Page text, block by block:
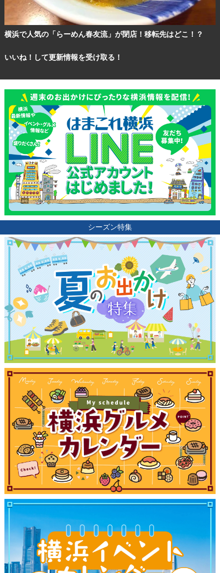
横浜で人気の「らーめん春友流」が閉店！移転先はどこ！？
いいね！して更新情報を受け取る！
シーズン特集
観光ガイド
ランキング
ブログ記事
サイトについて